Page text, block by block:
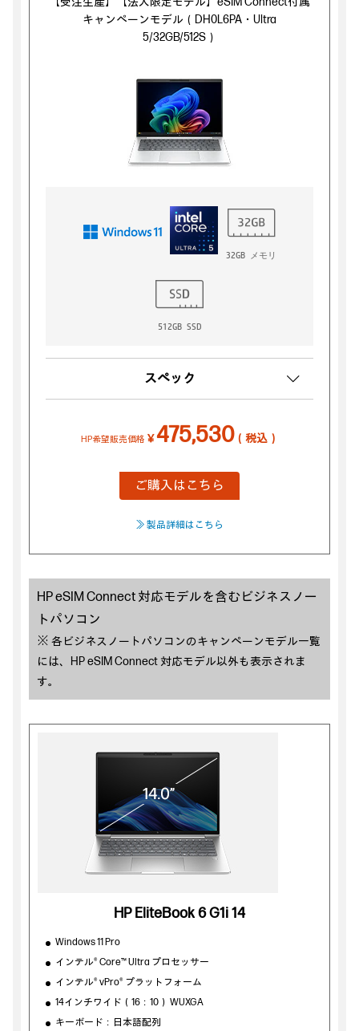
キャンペーンモデル（DH0L6PA・Ultra
5/32GB/512S）
32GB メモリ
512GB SSD
スペック
HP希望販売価格 ￥475,530（税込）
ご購入はこちら
≫ 製品詳細はこちら
HP eSIM Connect 対応モデルを含むビジネスノー
トパソコン
※ 各ビジネスノートパソコンのキャンペーンモデル一覧
には、HP eSIM Connect 対応モデル以外も表示されま
す。
HP EliteBook 6 G1i 14
Windows 11 Pro
インテル® Core™ Ultra プロセッサー
インテル® vPro® プラットフォーム
14インチワイド（16：10） WUXGA
キーボード：日本語配列